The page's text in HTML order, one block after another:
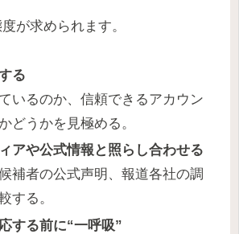
が求められます。
る
いるのか、信頼できるアカウン
どうかを見極める。
アや公式情報と照らし合わせる
補者の公式声明、報道各社の調
する。
する前に“一呼吸”